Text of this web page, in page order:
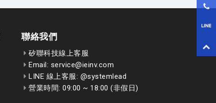
回
聯絡我們
矽聯科技線上客服
Email: service@ieinv.com
LINE 線上客服: @systemlead
營業時間: 09:00 ~ 18:00 (非假日)